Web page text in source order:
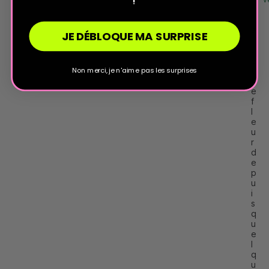
e
f
l
e
u
r
d
e
p
u
i
s
q
u
e
l
q
u
JE DÉBLOQUE MA SURPRISE
Non merci, je n'aime pas les surprises